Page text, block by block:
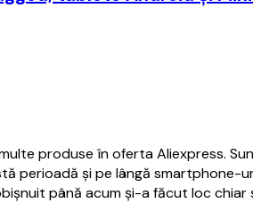
produse în oferta Aliexpress.
perioadă și pe lângă smartphone-
până acum și-a făcut loc chiar